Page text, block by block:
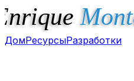
ДомРесурсыРазработки